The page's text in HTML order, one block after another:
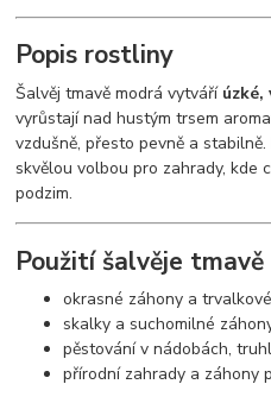
Popis rostliny
Šalvěj tmavě modrá vytváří
vyrůstají nad hustým trsem
vzdušně, přesto pevně a
skvělou volbou pro zahrady, kde
podzim.
Použití šalvěje
okrasné záhony a
skalky a suchomilné
pěstování v nádobách,
přírodní zahrady a záhony